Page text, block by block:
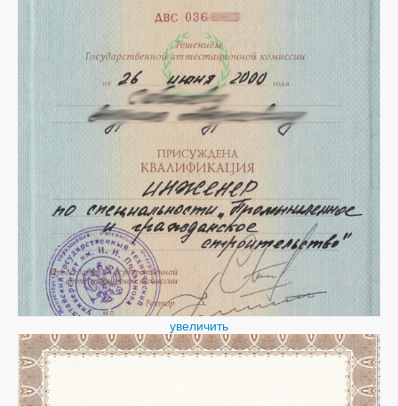
увеличить